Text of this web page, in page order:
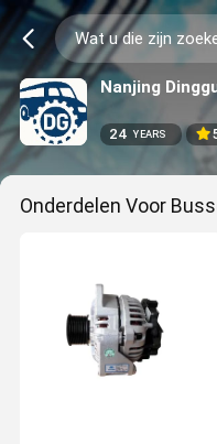
Nanjing
24 YEARS
Onderdelen Voor